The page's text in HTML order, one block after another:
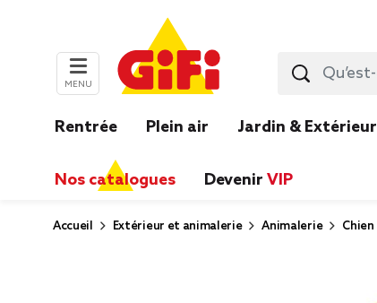
MENU
Rentrée Plein air Jardin & Extérieur
Nos catalogues Devenir VIP
Accueil Extérieur et animalerie Animalerie Chien